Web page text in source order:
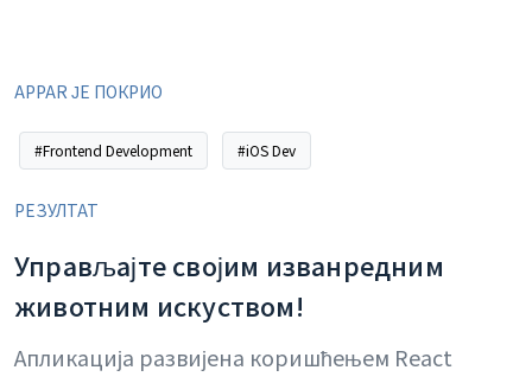
APPAR ЈЕ ПОКРИО
#Frontend Development #iOS Dev
РЕЗУЛТАТ
Управљајте својим изванредним
животним искуством!
Апликација развијена коришћењем React